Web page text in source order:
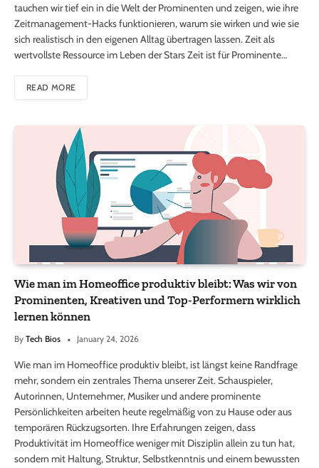
tauchen wir tief ein in die Welt der Prominenten und zeigen, wie ihre
Zeitmanagement-Hacks funktionieren, warum sie wirken und wie sie
sich realistisch in den eigenen Alltag übertragen lassen. Zeit als
wertvollste Ressource im Leben der Stars Zeit ist für Prominente…
READ MORE
Wie man im Homeoffice produktiv bleibt: Was wir von
Prominenten, Kreativen und Top-Performern wirklich
lernen können
By Tech Bios January 24, 2026
Wie man im Homeoffice produktiv bleibt, ist längst keine Randfrage
mehr, sondern ein zentrales Thema unserer Zeit. Schauspieler,
Autorinnen, Unternehmer, Musiker und andere prominente
Persönlichkeiten arbeiten heute regelmäßig von zu Hause oder aus
temporären Rückzugsorten. Ihre Erfahrungen zeigen, dass
Produktivität im Homeoffice weniger mit Disziplin allein zu tun hat,
sondern mit Haltung, Struktur, Selbstkenntnis und einem bewussten